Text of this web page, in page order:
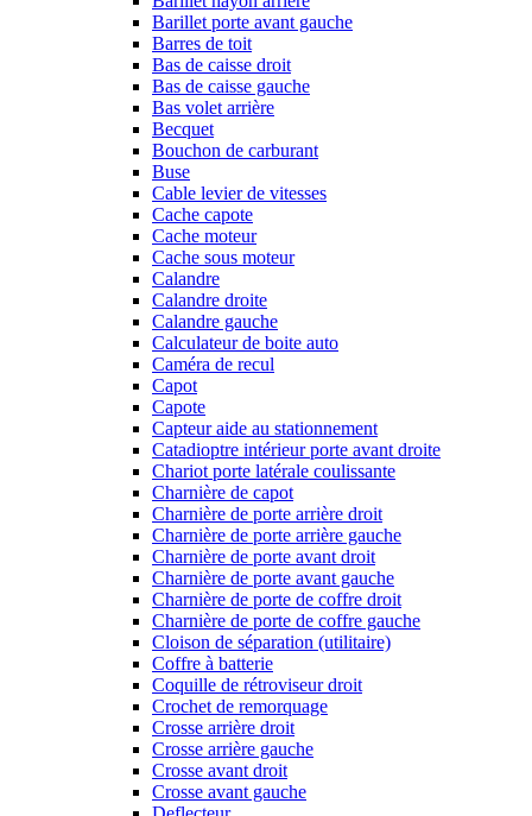
Barillet porte avant gauche
Barres de toit
Bas de caisse droit
Bas de caisse gauche
Bas volet arrière
Becquet
Bouchon de carburant
Buse
Cable levier de vitesses
Cache capote
Cache moteur
Cache sous moteur
Calandre
Calandre droite
Calandre gauche
Calculateur de boite auto
Caméra de recul
Capot
Capote
Capteur aide au stationnement
Catadioptre intérieur porte avant droite
Chariot porte latérale coulissante
Charnière de capot
Charnière de porte arrière droit
Charnière de porte arrière gauche
Charnière de porte avant droit
Charnière de porte avant gauche
Charnière de porte de coffre droit
Charnière de porte de coffre gauche
Cloison de séparation (utilitaire)
Coffre à batterie
Coquille de rétroviseur droit
Crochet de remorquage
Crosse arrière droit
Crosse arrière gauche
Crosse avant droit
Crosse avant gauche